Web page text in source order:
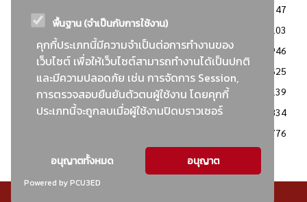
พื้นฐาน (จำเป็นกับการใช้งาน)
คุกกี้ประเภทนี้มีความจำเป็นต่อการทำงานของ
เว็บไซต์ เพื่อให้เว็บไซต์สามารถทำงานได้เป็นปกติ
และมีความปลอดภัย เช่น การจัดการ Session,
การตรวจสอบยืนยันตัวตนผู้ใช้งาน โดยคุกกี้
ประเภทนี้จะถูกลบเมื่อผู้ใช้งานปิดบราวเซอร์
อนุญาตทั้งหมด อนุญาต
Powered by PCU3ED
2347
: วิธีเฉพาะเจาะจง
2103
ข่าวสาร/ประกาศ
1946
: เอกสารส่งเสริมความโปร่งใสในการจัดซื้อจัดจ้าง
1625
ข่าวสารจัดซื้อจัดจ้าง
1139
: แผนการจัดซื้อจัดจ้าง
834
776